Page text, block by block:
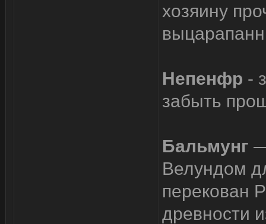
хозяину
Непенфр -
забыть
Бальмунг
Велундом
перекован
древности